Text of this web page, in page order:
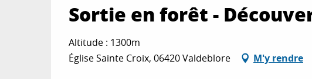
Sortie en forêt -
Altitude : 1300m
Église Sainte Croix, 06420 Valdeblore
M'y rendre